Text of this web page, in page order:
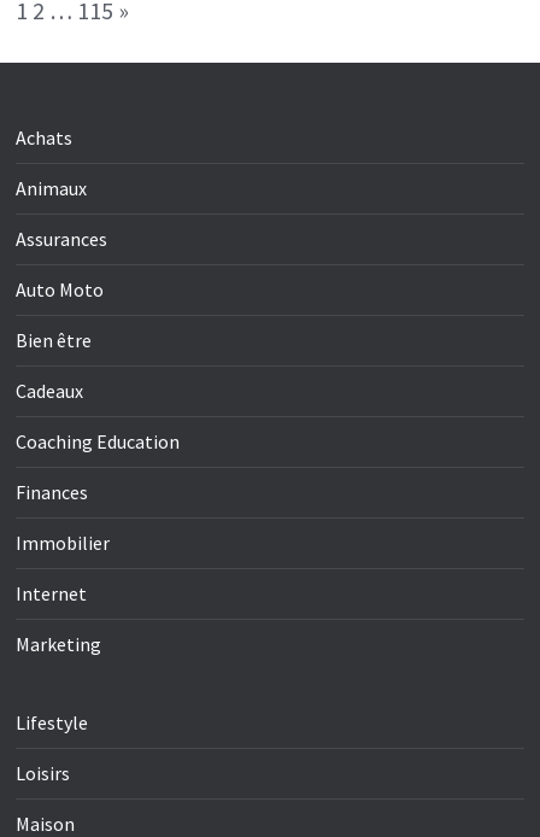
Page:
1 2 … 115 Next
»
Achats
Animaux
Assurances
Auto Moto
Bien être
Cadeaux
Coaching Education
Finances
Immobilier
Internet
Marketing
Lifestyle
Loisirs
Maison